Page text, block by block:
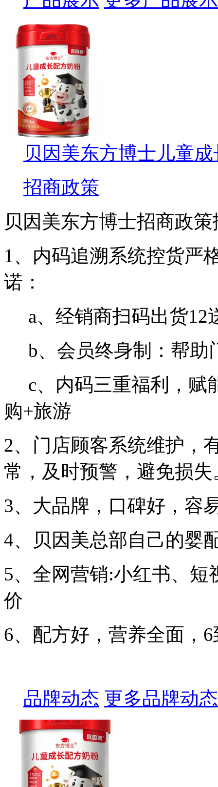
贝因美东方博士儿童
招商政策
贝因美东方博士招商政
1、内码追溯系统控货严
诺：
a、经销商扫码出货12
b、会员终身制：帮助
c、内码三重福利，赋
购+旅游
2、门店顾客系统维护，
常，及时预警，避免损失
3、大品牌，口碑好，容
4、贝因美总部自己的婴
5、全网营销:小红书、
价
6、配方好，营养全面，
品牌动态 更多品牌动态